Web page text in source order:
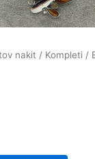
nakit / Kompleti /